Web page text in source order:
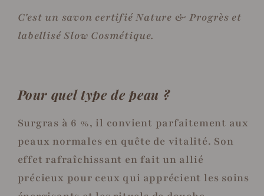
C'est un savon certifié Nature & Progrès et
labellisé Slow Cosmétique.
Pour quel type de peau ?
Surgras à 6 %, il convient parfaitement aux
peaux normales en quête de vitalité. Son
effet rafraîchissant en fait un allié
précieux pour ceux qui apprécient les soins